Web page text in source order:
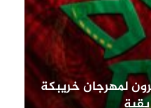
لمهرجان خريبكة